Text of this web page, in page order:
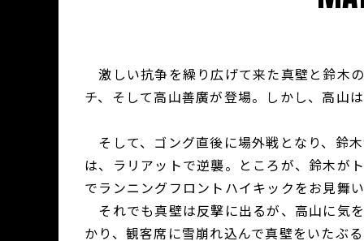
激しい抗争を繰り広げて来た真壁と鈴木
チ、そして高山善廣が登場。しかし、高山
そして、ゴング直後に場外戦となり、鈴
は、ラリアットで逆襲。ところが、鈴木が
でランニングフロントハイキックをお見舞
それでも真壁は反撃に出るが、高山に気
かり、観客席に雪崩れ込んで真壁をいたぶ